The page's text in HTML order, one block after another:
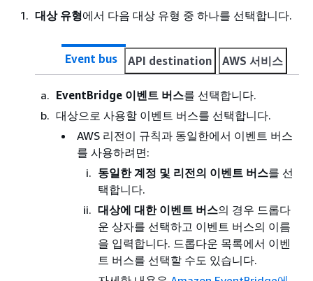
대상 유형에서 다음 대상 유형 중 하나를 선택합니다.
Event bus API destination AWS 서비스
EventBridge 이벤트 버스를 선택합니다.
대상으로 사용할 이벤트 버스를 선택합니다.
AWS 리전이 규칙과 동일한에서 이벤트 버스
를 사용하려면:
동일한 계정 및 리전의 이벤트 버스를 선
택합니다.
대상에 대한 이벤트 버스의 경우 드롭다
운 상자를 선택하고 이벤트 버스의 이름
을 입력합니다. 드롭다운 목록에서 이벤
트 버스를 선택할 수도 있습니다.